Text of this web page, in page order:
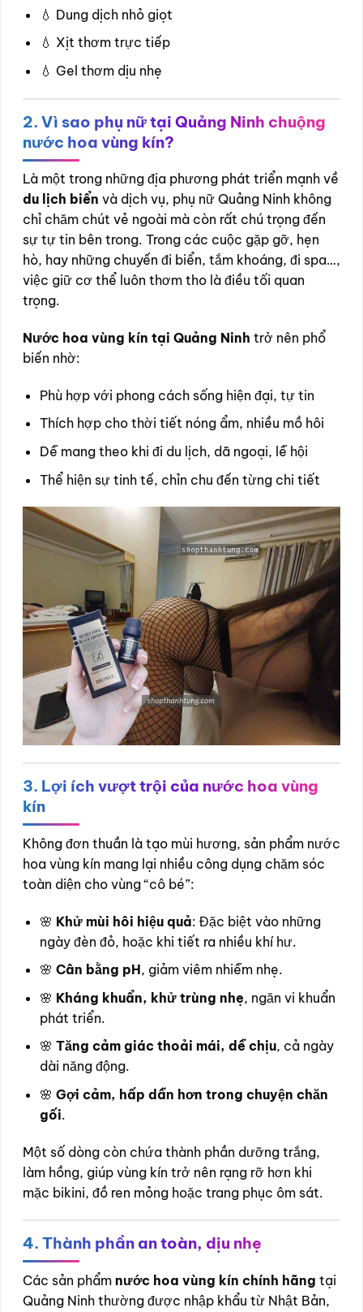
💧 Dung dịch nhỏ giọt
💧 Xịt thơm trực tiếp
💧 Gel thơm dịu nhẹ
2. Vì sao phụ nữ tại Quảng Ninh chuộng
nước hoa vùng kín?
Là một trong những địa phương phát triển mạnh về
du lịch biển và dịch vụ, phụ nữ Quảng Ninh không
chỉ chăm chút vẻ ngoài mà còn rất chú trọng đến
sự tự tin bên trong. Trong các cuộc gặp gỡ, hẹn
hò, hay những chuyến đi biển, tắm khoáng, đi spa…,
việc giữ cơ thể luôn thơm tho là điều tối quan
trọng.
Nước hoa vùng kín tại Quảng Ninh trở nên phổ
biến nhờ:
Phù hợp với phong cách sống hiện đại, tự tin
Thích hợp cho thời tiết nóng ẩm, nhiều mồ hôi
Dễ mang theo khi đi du lịch, dã ngoại, lễ hội
Thể hiện sự tinh tế, chỉn chu đến từng chi tiết
3. Lợi ích vượt trội của nước hoa vùng
kín
Không đơn thuần là tạo mùi hương, sản phẩm nước
hoa vùng kín mang lại nhiều công dụng chăm sóc
toàn diện cho vùng “cô bé”:
🌸 Khử mùi hôi hiệu quả: Đặc biệt vào những
ngày đèn đỏ, hoặc khi tiết ra nhiều khí hư.
🌸 Cân bằng pH, giảm viêm nhiễm nhẹ.
🌸 Kháng khuẩn, khử trùng nhẹ, ngăn vi khuẩn
phát triển.
🌸 Tăng cảm giác thoải mái, dễ chịu, cả ngày
dài năng động.
🌸 Gợi cảm, hấp dẫn hơn trong chuyện chăn
gối.
Một số dòng còn chứa thành phần dưỡng trắng,
làm hồng, giúp vùng kín trở nên rạng rỡ hơn khi
mặc bikini, đồ ren mỏng hoặc trang phục ôm sát.
4. Thành phần an toàn, dịu nhẹ
Các sản phẩm nước hoa vùng kín chính hãng tại
Quảng Ninh thường được nhập khẩu từ Nhật Bản,